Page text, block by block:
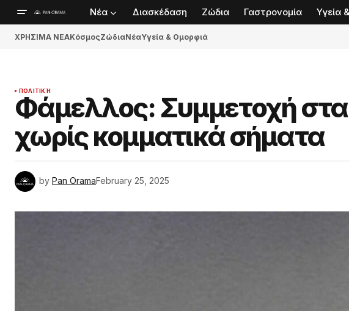
Νέα Διασκέδαση Ζώδια Γαστρονομία Υγεία
ΧΡΗΣΙΜΑ ΝΕΑΚόσμοςΖώδιαΝέαΥγεία & Ομορφιά
ΠΟΛΙΤΙΚΉ
Φάμελλος: Συμμετοχή
χωρίς κομματικά σήματα
by Pan OramaFebruary 25, 2025